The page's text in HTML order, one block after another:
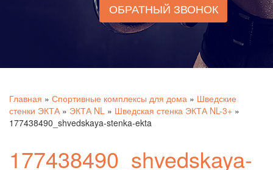
ОБРАТНЫЙ ЗВОНОК
Главная » Спортивные комплексы для дома » Шведские
стенки ЭКТА» ЭКТА NL » Шведская стенка ЭКТА NL-3+ »
177438490_shvedskaya-stenka-ekta
177438490_shvedskaya-